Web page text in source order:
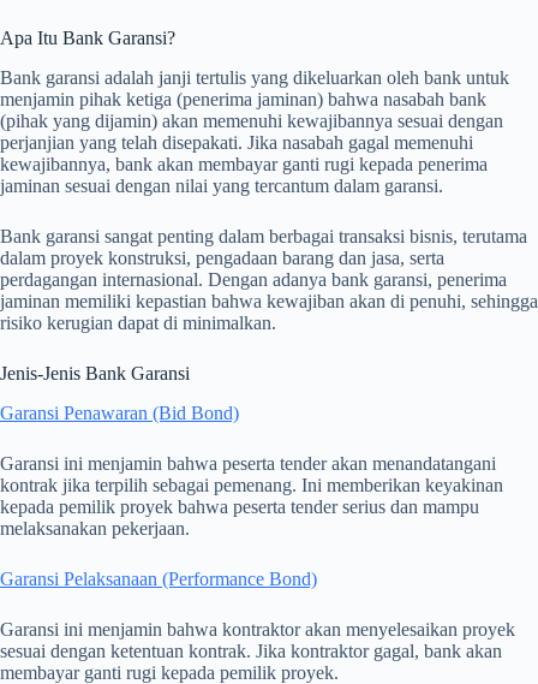
Apa Itu Bank Garansi?
Bank garansi adalah janji tertulis yang dikeluarkan oleh bank untuk
menjamin pihak ketiga (penerima jaminan) bahwa nasabah bank
(pihak yang dijamin) akan memenuhi kewajibannya sesuai dengan
perjanjian yang telah disepakati. Jika nasabah gagal memenuhi
kewajibannya, bank akan membayar ganti rugi kepada penerima
jaminan sesuai dengan nilai yang tercantum dalam garansi.
Bank garansi sangat penting dalam berbagai transaksi bisnis, terutama
dalam proyek konstruksi, pengadaan barang dan jasa, serta
perdagangan internasional. Dengan adanya bank garansi, penerima
jaminan memiliki kepastian bahwa kewajiban akan di penuhi, sehingga
risiko kerugian dapat di minimalkan.
Jenis-Jenis Bank Garansi
Garansi Penawaran (Bid Bond)
Garansi ini menjamin bahwa peserta tender akan menandatangani
kontrak jika terpilih sebagai pemenang. Ini memberikan keyakinan
kepada pemilik proyek bahwa peserta tender serius dan mampu
melaksanakan pekerjaan.
Garansi Pelaksanaan (Performance Bond)
Garansi ini menjamin bahwa kontraktor akan menyelesaikan proyek
sesuai dengan ketentuan kontrak. Jika kontraktor gagal, bank akan
membayar ganti rugi kepada pemilik proyek.